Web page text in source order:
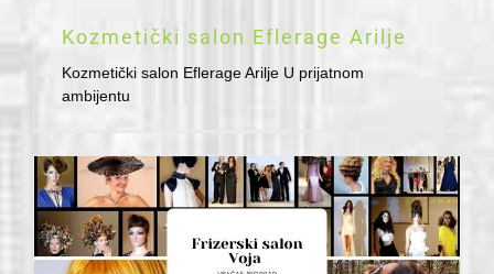
Kozmetički salon Eflerage Arilje
Kozmetički salon Eflerage Arilje U prijatnom
ambijentu